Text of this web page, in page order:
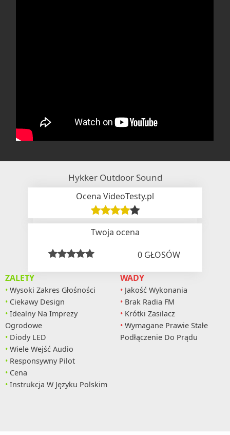
Hykker Outdoor Sound
Ocena VideoTesty.pl
Twoja ocena
0GŁOSÓW
ZALETY
Wysoki Zakres Głośności
Ciekawy Design
Idealny Na Imprezy
Ogrodowe
Diody LED
Wiele Wejść Audio
Responsywny Pilot
Cena
Instrukcja W Języku Polskim
WADY
Jakość Wykonania
Brak Radia FM
Krótki Zasilacz
Wymagane Prawie Stałe
Podłączenie Do Prądu